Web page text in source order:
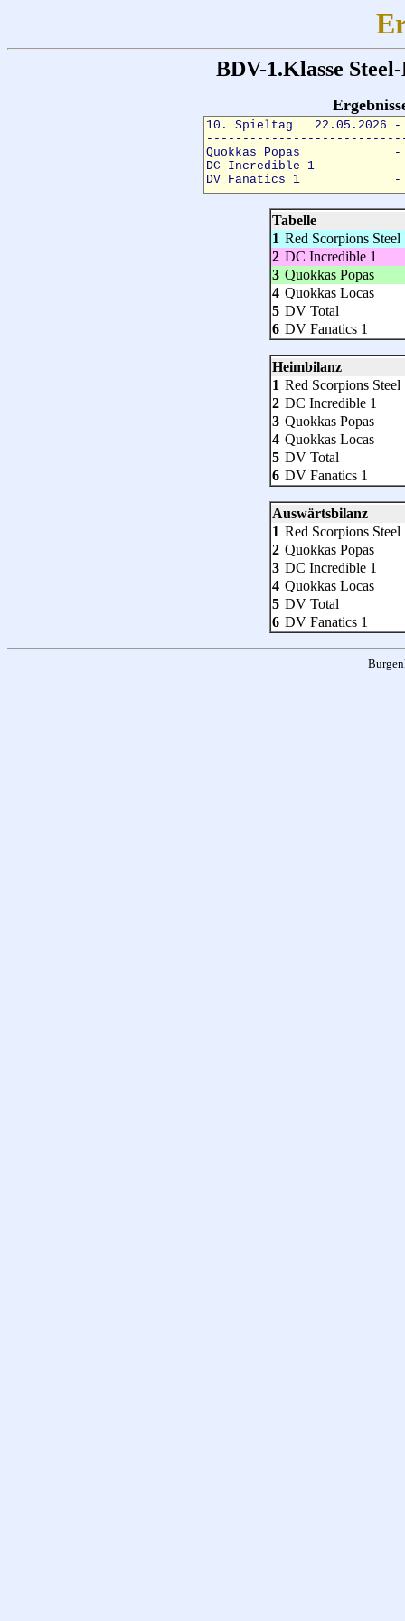
BDV-1.Klasse
Tabelle
1 Red Scorpions Steel
2 DC Incredible 1
3 Quokkas Popas
4 Quokkas Locas
5 DV Total
6 DV Fanatics 1
Heimbilanz
1 Red Scorpions Steel
2 DC Incredible 1
3 Quokkas Popas
4 Quokkas Locas
5 DV Total
6 DV Fanatics 1
Auswärtsbilanz
1 Red Scorpions Steel
2 Quokkas Popas
3 DC Incredible 1
4 Quokkas Locas
5 DV Total
6 DV Fanatics 1